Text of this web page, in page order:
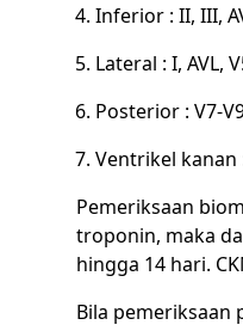
Inferior : II, III,
Lateral : I, AVL,
Posterior : V7-
Ventrikel kanan
Pemeriksaan
troponin, maka
hingga 14 hari.
Bila pemeriksaan